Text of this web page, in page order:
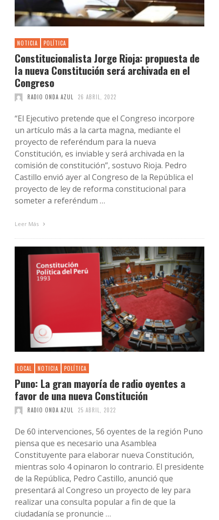
NOTICIA POLÍTICA
Constitucionalista Jorge Rioja: propuesta de
la nueva Constitución será archivada en el
Congreso
RADIO ONDA AZUL 26 ABRIL, 2022
“El Ejecutivo pretende que el Congreso incorpore
un artículo más a la carta magna, mediante el
proyecto de referéndum para la nueva
Constitución, es inviable y será archivada en la
comisión de constitución”, sostuvo Rioja. Pedro
Castillo envió ayer al Congreso de la República el
proyecto de ley de reforma constitucional para
someter a referéndum …
Leer Más
LOCAL NOTICIA POLÍTICA
Puno: La gran mayoría de radio oyentes a
favor de una nueva Constitución
RADIO ONDA AZUL 25 ABRIL, 2022
De 60 intervenciones, 56 oyentes de la región Puno
piensa que es necesario una Asamblea
Constituyente para elaborar nueva Constitución,
mientras solo 4 opinaron lo contrario. El presidente
de la República, Pedro Castillo, anunció que
presentará al Congreso un proyecto de ley para
realizar una consulta popular a fin de que la
ciudadanía se pronuncie …